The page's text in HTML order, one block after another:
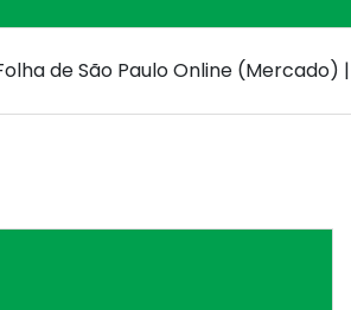
de São Paulo Online (Mercado) |